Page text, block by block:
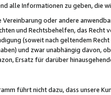
alle Informationen zu geben, die
Vereinbarung oder andere
und Rechtsbehelfen, das
(soweit nach geltendem
und zwar unabhängig davon,
Ersatz für darüber
führt nicht dazu, dass unsere